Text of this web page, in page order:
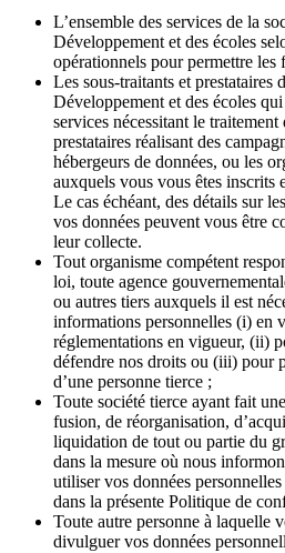
L’ensemble des services de la
Développement et des écoles
opérationnels pour permettre les
Les sous-traitants et prestataires
Développement et des écoles
services nécessitant le
prestataires réalisant des
hébergeurs de données, ou les
auxquels vous vous êtes inscrits
Le cas échéant, des détails sur
vos données peuvent vous être
leur collecte.
Tout organisme compétent
loi, toute agence
ou autres tiers auxquels il est
informations personnelles (i) en
réglementations en vigueur, (ii)
défendre nos droits ou (iii) pour
d’une personne tierce ;
Toute société tierce ayant fait
fusion, de réorganisation,
liquidation de tout ou partie du
dans la mesure où nous
utiliser vos données
dans la présente Politique de
Toute autre personne à laquelle
divulguer vos données